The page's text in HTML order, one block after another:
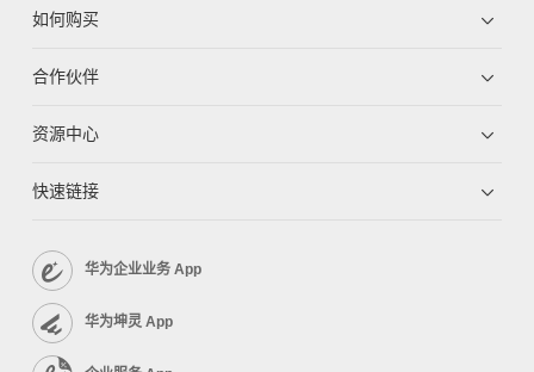
如何购买
合作伙伴
资源中心
快速链接
华为企业业务 App
华为坤灵 App